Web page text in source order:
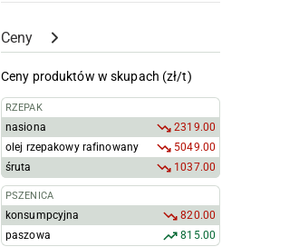
Ceny
Ceny produktów w skupach (zł/t)
RZEPAK
nasiona
2319.00
olej rzepakowy rafinowany
5049.00
śruta
1037.00
PSZENICA
konsumpcyjna
820.00
paszowa
815.00